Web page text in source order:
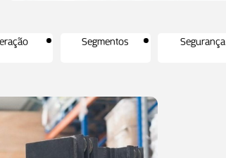
Segmentos Segurança